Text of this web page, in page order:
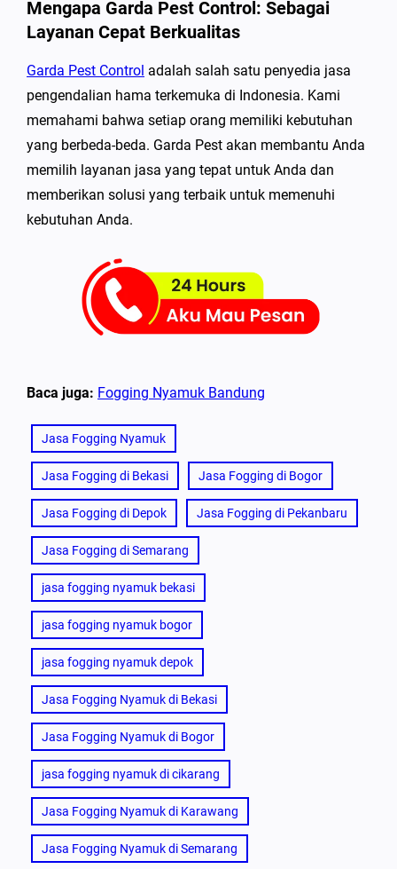
Mengapa Garda Pest Control: Sebagai
Layanan Cepat Berkualitas
Garda Pest Control adalah salah satu penyedia jasa
pengendalian hama terkemuka di Indonesia. Kami
memahami bahwa setiap orang memiliki kebutuhan
yang berbeda-beda. Garda Pest akan membantu Anda
memilih layanan jasa yang tepat untuk Anda dan
memberikan solusi yang terbaik untuk memenuhi
kebutuhan Anda.
Baca juga: Fogging Nyamuk Bandung
Jasa Fogging Nyamuk
Jasa Fogging di Bekasi Jasa Fogging di Bogor
Jasa Fogging di Depok Jasa Fogging di Pekanbaru
Jasa Fogging di Semarang
jasa fogging nyamuk bekasi
jasa fogging nyamuk bogor
jasa fogging nyamuk depok
Jasa Fogging Nyamuk di Bekasi
Jasa Fogging Nyamuk di Bogor
jasa fogging nyamuk di cikarang
Jasa Fogging Nyamuk di Karawang
Jasa Fogging Nyamuk di Semarang